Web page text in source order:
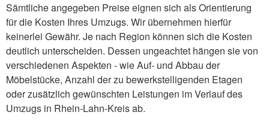
Sämtliche angegeben Preise eignen sich als Orientierung
für die Kosten Ihres Umzugs. Wir übernehmen hierfür
keinerlei Gewähr. Je nach Region können sich die Kosten
deutlich unterscheiden. Dessen ungeachtet hängen sie von
verschiedenen Aspekten - wie Auf- und Abbau der
Möbelstücke, Anzahl der zu bewerkstelligenden Etagen
oder zusätzlich gewünschten Leistungen im Verlauf des
Umzugs in Rhein-Lahn-Kreis ab.